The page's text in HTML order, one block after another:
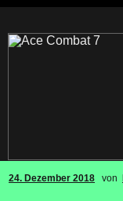
24. Dezember 2018 von